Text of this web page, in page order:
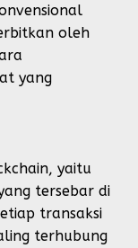
oleh
yang
yaitu
tersebar di
transaksi
terhubung